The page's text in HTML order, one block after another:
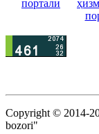
Copyright © 2014-
bozori"